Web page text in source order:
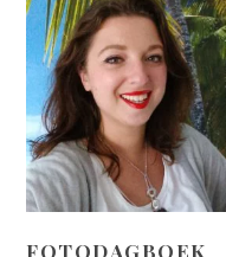
FOTODAGBOEK